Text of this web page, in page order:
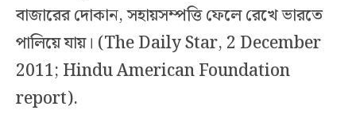
বাজারের দোকান, সহায়সম্পত্তি ফেলে রেখে ভারতে
পালিয়ে যায়। (The Daily Star, 2 December
2011; Hindu American Foundation
report).